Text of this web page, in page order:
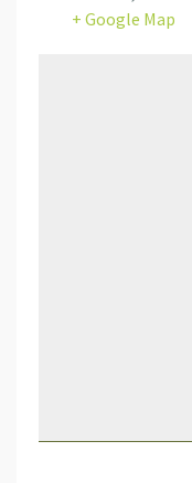
+ Google Map